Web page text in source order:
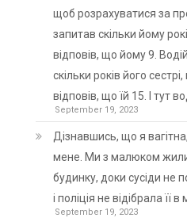
щоб розрахуватися за
запитав скільки йому
відповів, що йому 9.
скільки років його
відповів, що їй 15. І тут
September 19, 2023
Дізнавшись, що я
мене. Ми з малюком
будинку, доки сусіди не
і поліція не відібрала її в
September 19, 2023